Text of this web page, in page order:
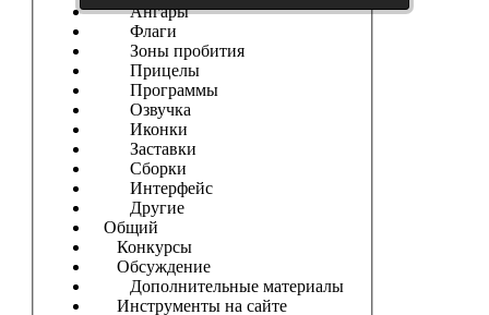
Ангары
Флаги
Зоны пробития
Прицелы
Программы
Озвучка
Иконки
Заставки
Сборки
Интерфейс
Другие
Общий
Конкурсы
Обсуждение
Дополнительные материалы
Инструменты на сайте